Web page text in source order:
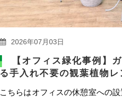
2026年07月03日
【オフィス緑化事例】
る手入れ不要の観葉植物レ
こちらはオフィスの休憩室への